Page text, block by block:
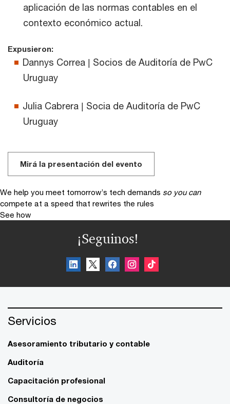
aplicación de las normas contables en el
contexto económico actual.
Expusieron:
Dannys Correa | Socios de Auditoría de PwC
Uruguay
Julia Cabrera | Socia de Auditoría de PwC
Uruguay
Mirá la presentación del evento
We help you meet tomorrow’s tech demands so you can
compete at a speed that rewrites the rules
See how
¡Seguinos!
Servicios
Asesoramiento tributario y contable
Auditoría
Capacitación profesional
Consultoría de negocios